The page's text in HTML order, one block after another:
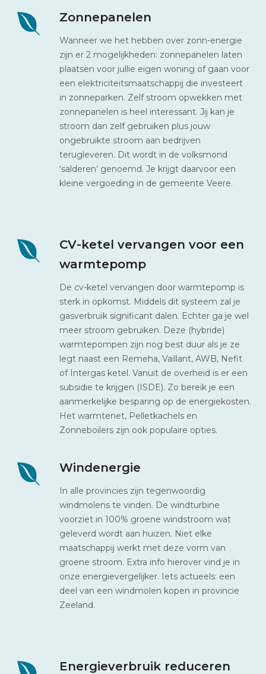
Zonnepanelen
Wanneer we het hebben over zonn-energie
zijn er 2 mogelijkheden: zonnepanelen laten
plaatsen voor jullie eigen woning of gaan voor
een elektriciteitsmaatschappij die investeert
in zonneparken. Zelf stroom opwekken met
zonnepanelen is heel interessant. Jij kan je
stroom dan zelf gebruiken plus jouw
ongebruikte stroom aan bedrijven
terugleveren. Dit wordt in de volksmond
‘salderen’ genoemd. Je krijgt daarvoor een
kleine vergoeding in de gemeente Veere.
CV-ketel vervangen voor een
warmtepomp
De cv-ketel vervangen door warmtepomp is
sterk in opkomst. Middels dit systeem zal je
gasverbruik significant dalen. Echter ga je wel
meer stroom gebruiken. Deze (hybride)
warmtepompen zijn nog best duur als je ze
legt naast een Remeha, Vaillant, AWB, Nefit
of Intergas ketel. Vanuit de overheid is er een
subsidie te krijgen (ISDE). Zo bereik je een
aanmerkelijke besparing op de energiekosten.
Het warmtenet, Pelletkachels en
Zonneboilers zijn ook populaire opties.
Windenergie
In alle provincies zijn tegenwoordig
windmolens te vinden. De windturbine
voorziet in 100% groene windstroom wat
geleverd wordt aan huizen. Niet elke
maatschappij werkt met deze vorm van
groene stroom. Extra info hierover vind je in
onze energievergelijker. Iets actueels: een
deel van een windmolen kopen in provincie
Zeeland.
Energieverbruik reduceren